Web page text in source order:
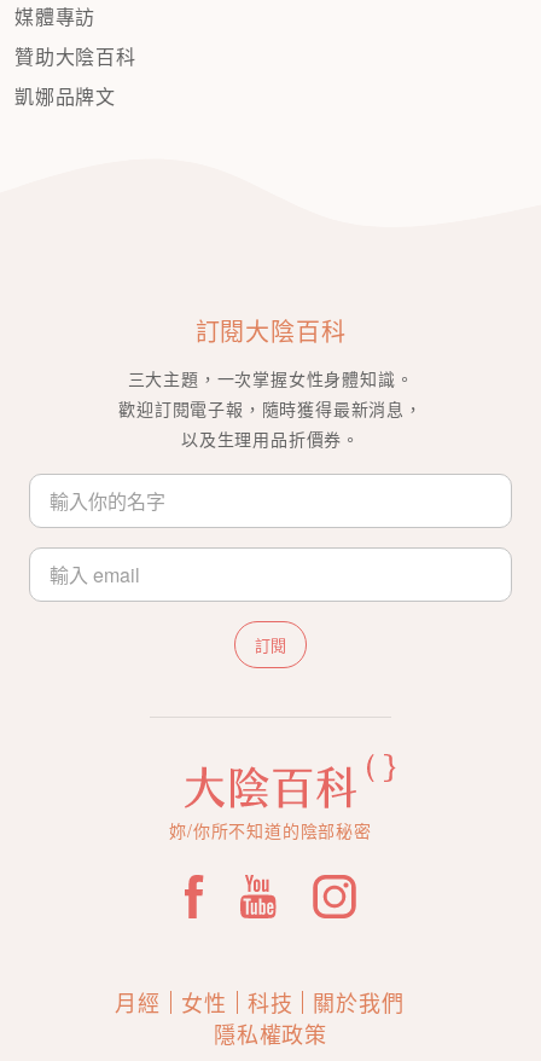
媒體專訪
贊助大陰百科
凱娜品牌文
訂閱大陰百科
三大主題，一次掌握女性身體知識。
歡迎訂閱電子報，隨時獲得最新消息，
以及生理用品折價券。
訂閱
妳/你所不知道的陰部秘密
月經 女性 科技
關於我們
隱私權政策